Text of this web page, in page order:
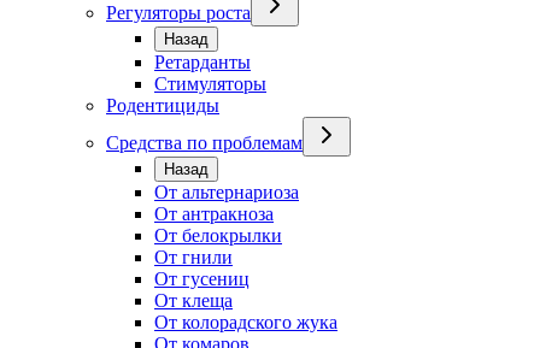
Регуляторы роста
Назад
Ретарданты
Стимуляторы
Родентициды
Средства по проблемам
Назад
От альтернариоза
От антракноза
От белокрылки
От гнили
От гусениц
От клеща
От колорадского жука
От комаров